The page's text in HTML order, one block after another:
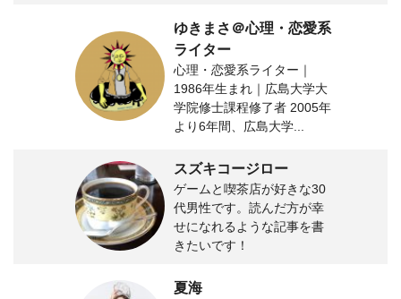
ゆきまさ＠心理・恋愛系
ライター
心理・恋愛系ライター｜
1986年生まれ｜広島大学大
学院修士課程修了者 2005年
より6年間、広島大学...
スズキコージロー
ゲームと喫茶店が好きな30
代男性です。読んだ方が幸
せになれるような記事を書
きたいです！
夏海